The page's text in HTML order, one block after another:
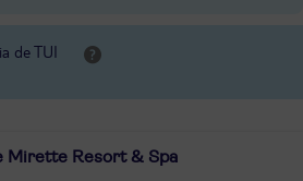
de TUI
Mirette Resort & Spa